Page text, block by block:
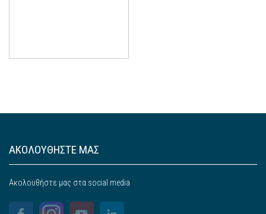
ΑΚΟΛΟΥΘΗΣΤΕ ΜΑΣ
Ακολουθήστε μας στα social media